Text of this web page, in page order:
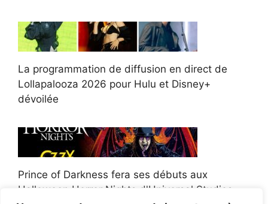
La programmation de diffusion en direct de
Lollapalooza 2026 pour Hulu et Disney+
dévoilée
Prince of Darkness fera ses débuts aux
Halloween Horror Nights d'Universal Studios